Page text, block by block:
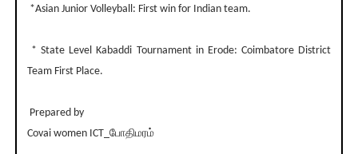
*Asian Junior Volleyball: First win for Indian team.
* State Level Kabaddi Tournament in Erode: Coimbatore District
Team First Place.
Prepared by
Covai women ICT_போதிமரம்